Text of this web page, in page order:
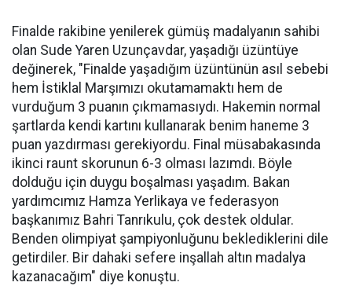
Finalde rakibine yenilerek gümüş madalyanın sahibi
olan Sude Yaren Uzunçavdar, yaşadığı üzüntüye
değinerek, "Finalde yaşadığım üzüntünün asıl sebebi
hem İstiklal Marşımızı okutamamaktı hem de
vurduğum 3 puanın çıkmamasıydı. Hakemin normal
şartlarda kendi kartını kullanarak benim haneme 3
puan yazdırması gerekiyordu. Final müsabakasında
ikinci raunt skorunun 6-3 olması lazımdı. Böyle
dolduğu için duygu boşalması yaşadım. Bakan
yardımcımız Hamza Yerlikaya ve federasyon
başkanımız Bahri Tanrıkulu, çok destek oldular.
Benden olimpiyat şampiyonluğunu beklediklerini dile
getirdiler. Bir dahaki sefere inşallah altın madalya
kazanacağım" diye konuştu.